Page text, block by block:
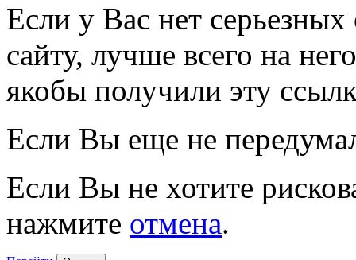
Если у Вас нет
сайту, лучше всего на
якобы получили эту
Если Вы еще не
Если Вы не хотите
нажмите отмена.